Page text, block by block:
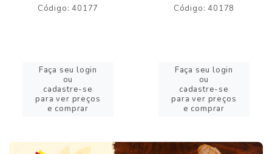
Código: 40177
Faça seu login
ou
cadastre-se
para ver preços
e comprar
Código: 40178
Faça seu login
ou
cadastre-se
para ver preços
e comprar